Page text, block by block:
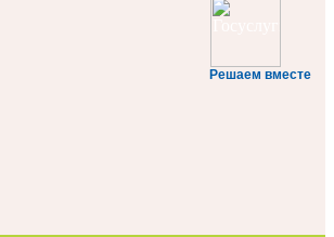
Решаем вместе